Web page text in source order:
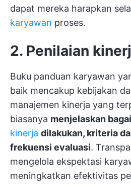
dapat mereka harapkan
karyawan proses.
2. Penilaian
Buku panduan karyawan
baik mencakup kebijakan
manajemen kinerja yang
biasanya menjelaskan
kinerja dilakukan, kriteria
frekuensi evaluasi.
mengelola ekspektasi
meningkatkan efektivitas